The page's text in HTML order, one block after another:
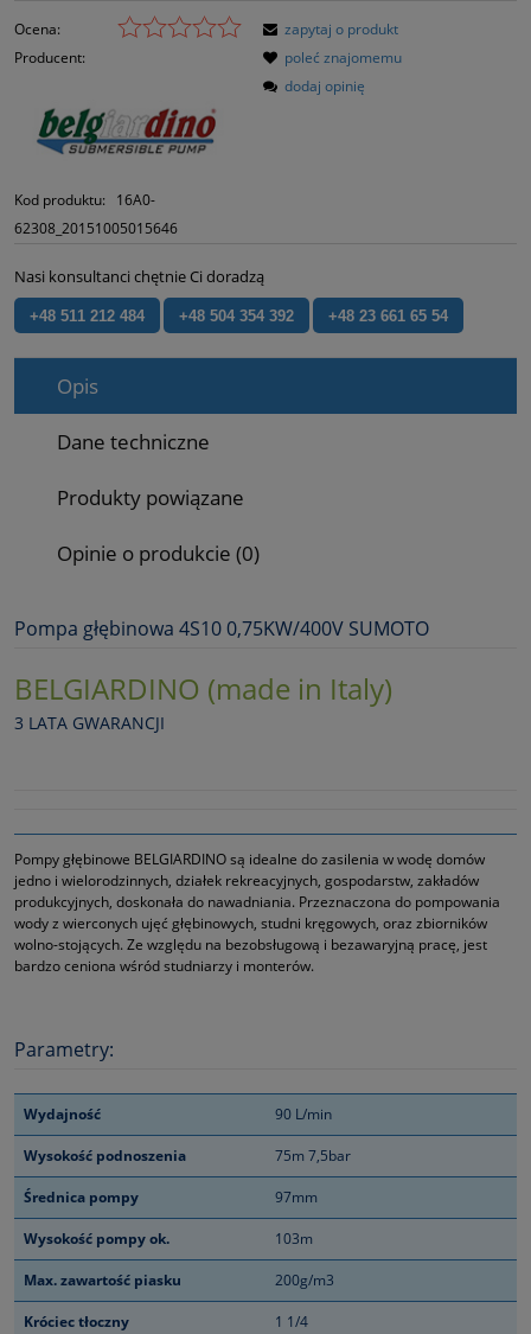
Ocena:
Producent:
Kod produktu:
16A0-
62308_20151005015646
zapytaj o produkt
poleć znajomemu
dodaj opinię
Nasi konsultanci chętnie Ci doradzą
+48 511 212 484 +48 504 354 392 +48 23 661 65 54
Opis
Dane techniczne
Produkty powiązane
Opinie o produkcie (0)
Pompa głębinowa 4S10 0,75KW/400V SUMOTO
BELGIARDINO (made in Italy)
3 LATA GWARANCJI
Pompy głębinowe BELGIARDINO są idealne do zasilenia w wodę domów
jedno i wielorodzinnych, działek rekreacyjnych, gospodarstw, zakładów
produkcyjnych, doskonała do nawadniania. Przeznaczona do pompowania
wody z wierconych ujęć głębinowych, studni kręgowych, oraz zbiorników
wolno-stojących. Ze względu na bezobsługową i bezawaryjną pracę, jest
bardzo ceniona wśród studniarzy i monterów.
Parametry:
Wydajność 90 L/min
Wysokość podnoszenia 75m 7,5bar
Średnica pompy 97mm
Wysokość pompy ok. 103m
Max. zawartość piasku 200g/m3
Króciec tłoczny 1 1/4